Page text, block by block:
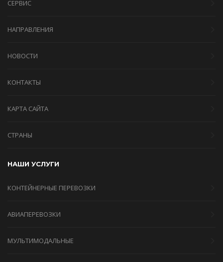
СЕРВИС
НАПРАВЛЕНИЯ
НОВОСТИ
КОНТАКТЫ
КАРТА САЙТА
СТРАНЫ
НАШИ УСЛУГИ
КОНТЕЙНЕРНЫЕ ПЕРЕВОЗКИ
АВИАПЕРЕВОЗКИ
МУЛЬТИМОДАЛЬНЫЕ